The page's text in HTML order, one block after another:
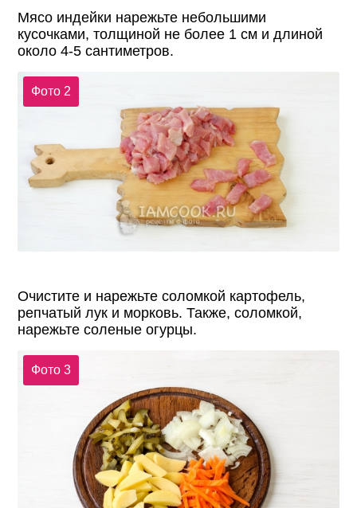
Мясо индейки нарежьте небольшими
кусочками, толщиной не более 1 см и длиной
около 4-5 сантиметров.
Фото 2
Очистите и нарежьте соломкой картофель,
репчатый лук и морковь. Также, соломкой,
нарежьте соленые огурцы.
Фото 3